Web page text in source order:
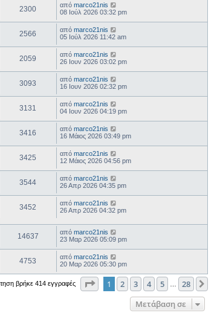
2300 από marco21nis
08 Ιούλ 2026 03:32 pm
2566 από marco21nis
05 Ιούλ 2026 11:42 am
2059 από marco21nis
26 Ιουν 2026 03:02 pm
3093 από marco21nis
16 Ιουν 2026 02:32 pm
3131 από marco21nis
04 Ιουν 2026 04:19 pm
3416 από marco21nis
16 Μάιος 2026 03:49 pm
3425 από marco21nis
12 Μάιος 2026 04:56 pm
3544 από marco21nis
26 Απρ 2026 04:35 pm
3452 από marco21nis
26 Απρ 2026 04:32 pm
14637 από marco21nis
23 Μαρ 2026 05:09 pm
4753 από marco21nis
20 Μαρ 2026 05:30 pm
βρήκε 414 εγγραφές Σελίδα1 από 28
1 2 3 4 5 28
Μετάβαση σε